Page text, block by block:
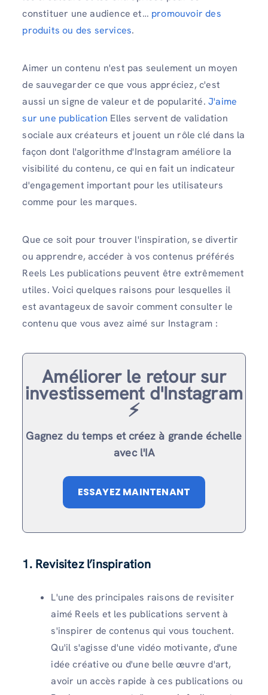
constituer une audience et… promouvoir des
produits ou des services.
Aimer un contenu n'est pas seulement un moyen
de sauvegarder ce que vous appréciez, c'est
aussi un signe de valeur et de popularité. J'aime
sur une publication Elles servent de validation
sociale aux créateurs et jouent un rôle clé dans la
façon dont l'algorithme d'Instagram améliore la
visibilité du contenu, ce qui en fait un indicateur
d'engagement important pour les utilisateurs
comme pour les marques.
Que ce soit pour trouver l'inspiration, se divertir
ou apprendre, accéder à vos contenus préférés
Reels Les publications peuvent être extrêmement
utiles. Voici quelques raisons pour lesquelles il
est avantageux de savoir comment consulter le
contenu que vous avez aimé sur Instagram :
Améliorer le retour sur
investissement d'Instagram
⚡️
Gagnez du temps et créez à grande échelle
avec l'IA
ESSAYEZ MAINTENANT
1. Revisitez l’inspiration
L'une des principales raisons de revisiter
aimé Reels et les publications servent à
s'inspirer de contenus qui vous touchent.
Qu'il s'agisse d'une vidéo motivante, d'une
idée créative ou d'une belle œuvre d'art,
avoir un accès rapide à ces publications ou